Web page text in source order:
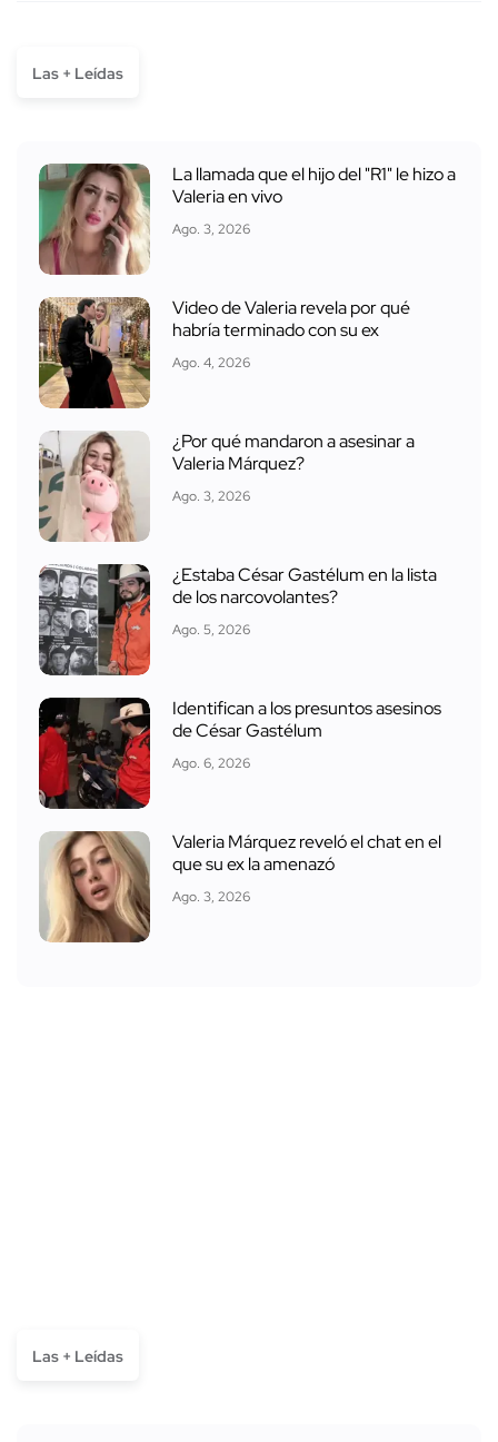
Las + Leídas
La llamada que el hijo del "R1" le hizo a
Valeria en vivo
Ago. 3, 2026
Video de Valeria revela por qué
habría terminado con su ex
Ago. 4, 2026
¿Por qué mandaron a asesinar a
Valeria Márquez?
Ago. 3, 2026
¿Estaba César Gastélum en la lista
de los narcovolantes?
Ago. 5, 2026
Identifican a los presuntos asesinos
de César Gastélum
Ago. 6, 2026
Valeria Márquez reveló el chat en el
que su ex la amenazó
Ago. 3, 2026
Las + Leídas